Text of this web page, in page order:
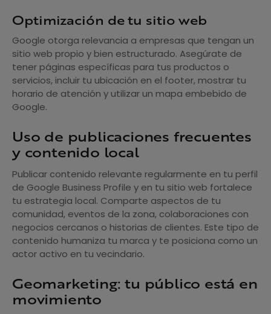
Optimización de tu sitio web
Google otorga relevancia a empresas que tengan un
sitio web propio y bien estructurado. Asegúrate de
tener páginas específicas para tus productos o
servicios, incluir tu ubicación en el footer, mostrar tu
horario de atención y utilizar un mapa embebido de
Google.
Uso de publicaciones frecuentes
y contenido local
Publicar contenido relevante regularmente en tu perfil
de Google Business Profile y en tu sitio web fortalece
tu estrategia local. Comparte aspectos de tu
comunidad, eventos de la zona, colaboraciones con
negocios cercanos o historias de clientes. Este tipo de
contenido humaniza tu marca y te posiciona como un
actor activo en tu vecindario.
Geomarketing: tu público está en
movimiento